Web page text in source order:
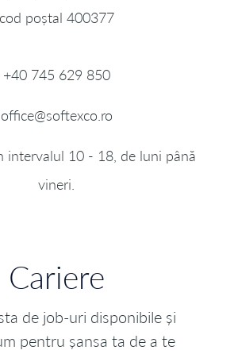
cod poștal 400377
+40 745 629 850
office@softexco.ro
intervalul 10 - 18, de luni până
vineri.
Cariere
de job-uri disponibile și
pentru șansa ta de a te